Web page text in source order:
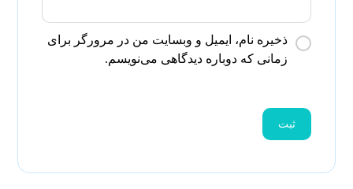
ذخیره نام، ایمیل و وبسایت من در مرورگر برای
زمانی که دوباره دیدگاهی می‌نویسم.